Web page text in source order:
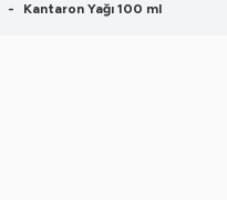
- Kantaron Yağı 100 ml